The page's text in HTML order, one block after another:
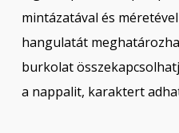
mintázatával és
hangulatát
burkolat
a nappalit, karaktert